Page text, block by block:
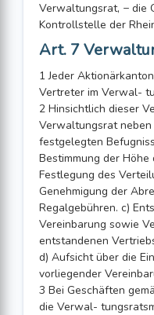
Verwaltungsrat, − die
Kontrollstelle der
Art. 7
1 Jeder
Vertreter im Verwal-
2 Hinsichtlich dieser
Verwaltungsrat
festgelegten
Bestimmung der
Festlegung des
Genehmigung der
Regalgebühren. c)
Vereinbarung sowie
entstandenen
d) Aufsicht über die
vorliegender
3 Bei Geschäften
die Verwal-